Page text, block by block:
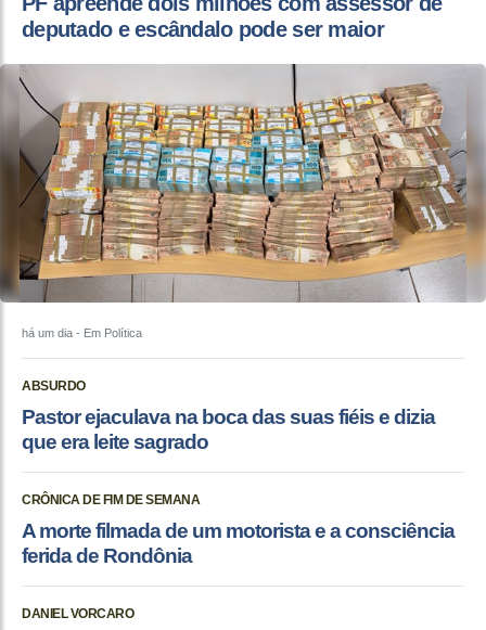
deputado e escândalo pode ser maior
há um dia - Em Política
ABSURDO
Pastor ejaculava na boca das suas fiéis e dizia
que era leite sagrado
CRÔNICA DE FIM DE SEMANA
A morte filmada de um motorista e a consciência
ferida de Rondônia
DANIEL VORCARO